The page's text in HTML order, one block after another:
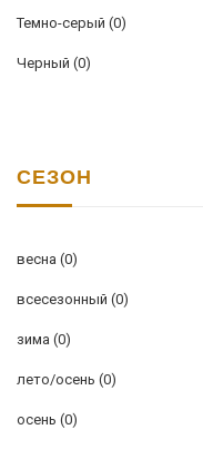
Темно-серый (0)
Черный (0)
СЕЗОН
весна (0)
всесезонный (0)
зима (0)
лето/осень (0)
осень (0)